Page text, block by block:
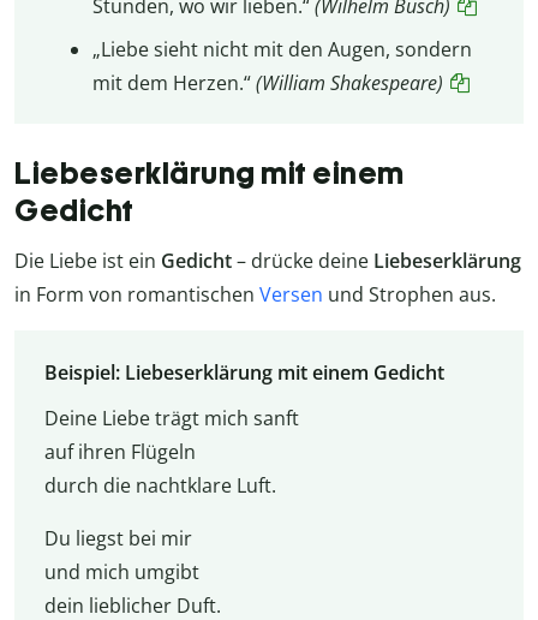
Stunden, wo wir lieben.“ (Wilhelm Busch)
„Liebe sieht nicht mit den Augen, sondern
mit dem Herzen.“(William Shakespeare)
Liebeserklärung mit einem
Gedicht
Die Liebe ist ein Gedicht– drücke deine Liebeserklärung
in Form von romantischen Versen und Strophen aus.
Beispiel: Liebeserklärung mit einem Gedicht
Deine Liebe trägt mich sanft
auf ihren Flügeln
durch die nachtklare Luft.
Du liegst bei mir
und mich umgibt
dein lieblicher Duft.